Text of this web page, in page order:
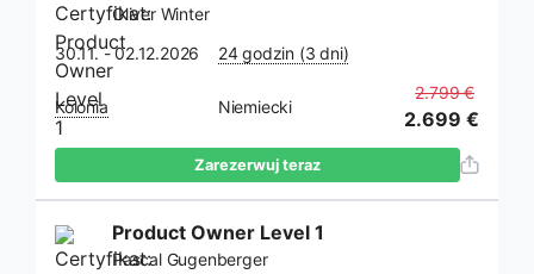
Oliver Winter
30.11. - 02.12.2026
24 godzin (3 dni)
Kolonia Niemiecki
2.799 €
2.699 €
Zarezerwuj teraz
Product Owner Level 1
Pascal Gugenberger